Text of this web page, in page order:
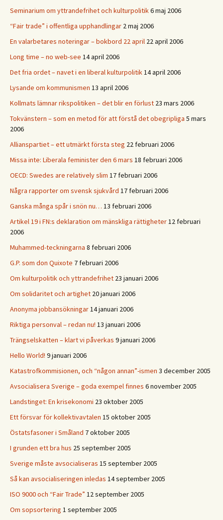
Seminarium om yttrandefrihet och kulturpolitik6 maj 2006
“Fair trade” i offentliga upphandlingar 2 maj 2006
En valarbetares noteringar – bokbord 22 april 22 april 2006
Long time – no web-see 14 april 2006
Det fria ordet – navet i en liberal kulturpolitik14 april 2006
Lysande om kommunismen 13 april 2006
Kollmats lämnar rikspolitiken – det blir en förlust 23 mars 2006
Tokvänstern – som en metod för att förstå det obegripliga 5 mars
2006
Allianspartiet – ett utmärkt första steg 22 februari 2006
Missa inte: Liberala feminister den 6 mars 18 februari 2006
OECD: Swedes are relatively slim 17 februari 2006
Några rapporter om svensk sjukvård 17 februari 2006
Ganska många spår i snön nu… 13 februari 2006
Artikel 19 i FN:s deklaration om mänskliga rättigheter12 februari
2006
Muhammed-teckningarna 8 februari 2006
G.P. som don Quixote 7 februari 2006
Om kulturpolitik och yttrandefrihet 23 januari 2006
Om solidaritet och artighet 20 januari 2006
Anonyma jobbansökningar14 januari 2006
Riktiga personval – redan nu! 13 januari 2006
Trängselskatten – klart vi påverkas 9 januari 2006
Hello World! 9 januari 2006
Katastrofkommisionen, och “någon annan”-ismen 3 december 2005
Avsocialisera Sverige – goda exempel finnes 6 november 2005
Landstinget: En krisekonomi 23 oktober 2005
Ett försvar för kollektivavtalen 15 oktober 2005
Östatsfasoner i Småland 7 oktober 2005
I grunden ett bra hus 25 september 2005
Sverige måste avsocialiseras 15 september 2005
Så kan avsocialiseringen inledas 14 september 2005
ISO 9000 och “Fair Trade” 12 september 2005
Om sopsortering 1 september 2005